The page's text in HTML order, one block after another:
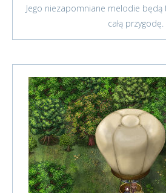
Jego niezapomniane melodie będą
całą przygodę.